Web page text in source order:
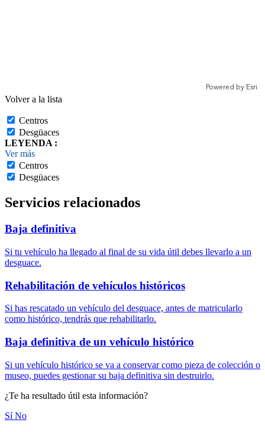
Volver a la lista
Centros
Desgüaces
LEYENDA :
Ver más
Centros
Desgüaces
Servicios relacionados
Baja definitiva
Si tu vehículo ha llegado al final de su vida útil debes llevarlo a un
desguace.
Rehabilitación de vehículos históricos
Si has rescatado un vehículo del desguace, antes de matricularlo
como histórico, tendrás que rehabilitarlo.
Baja definitiva de un vehículo histórico
Si un vehículo histórico se va a conservar como pieza de colección o
museo, puedes gestionar su baja definitiva sin destruirlo.
¿Te ha resultado útil esta información?
SíNo